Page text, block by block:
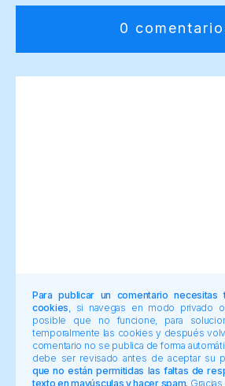
0
Para publicar un comentario necesitas
cookies , si navegas en modo privado
posible que no funcione, para
temporalmente las cookies y después
comentario no se publica de forma
debe ser revisado antes de aceptar su
que no están permitidas las faltas de
texto en mayúsculas y hacer spam. Gracias.